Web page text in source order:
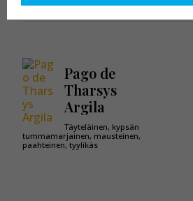
Pago de
Tharsys
Argila
Täyteläinen, kypsän
tummamarjainen, mausteinen,
paahteinen, tyylikäs